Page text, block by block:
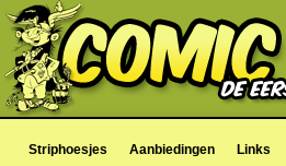
Striphoesjes Aanbiedingen Links